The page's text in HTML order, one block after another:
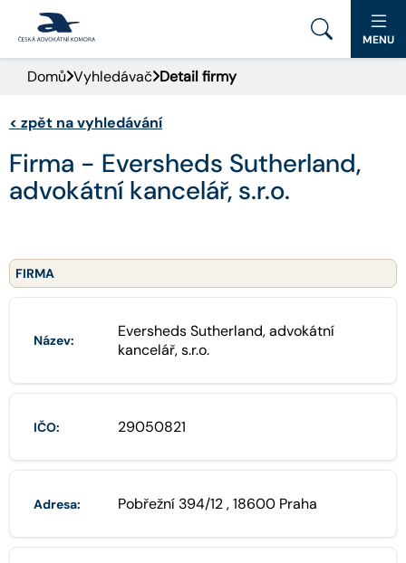
PORTÁL ČAK
DOMŮ
AKTUALITY
PRO VEŘEJNOST
MENU
Domů Vyhledávač Detail firmy
< zpět na vyhledávání
Firma - Eversheds Sutherland,
advokátní kancelář, s.r.o.
FIRMA
Název:
Eversheds Sutherland, advokátní
kancelář, s.r.o.
IČO: 29050821
Adresa: Pobřežní 394/12 , 18600 Praha